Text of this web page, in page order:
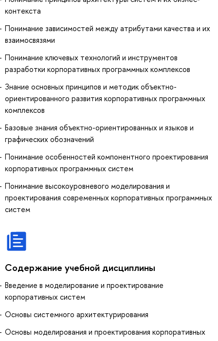
контекста
Понимание зависимостей между атрибутами качества и их
взаимосвязями
Понимание ключевых технологий и инструментов
разработки корпоративных программных комплексов
Знание основных принципов и методик объектно-
ориентированного развития корпоративных программных
комплексов
Базовые знания объектно-ориентированных и языков и
графических обозначений
Понимание особенностей компонентного проектирования
корпоративных программных систем
Понимание высокоуровневого моделирования и
проектирования современных корпоративных программных
систем
Содержание учебной дисциплины
Введение в моделирование и проектирование
корпоративных систем
Основы системного архитектурирования
Основы моделирования и проектирования корпоративных